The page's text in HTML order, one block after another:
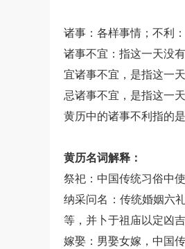
诸事：各样事情；不利
诸事不宜：指这一天没
宜诸事不宜，是指这一
忌诸事不宜，是指这一
黄历中的诸事不利指的
黄历名词解释：
祭祀：中国传统习俗中
纳采问名：传统婚姻六
等，并卜于祖庙以定凶吉
嫁娶：男娶女嫁，中国